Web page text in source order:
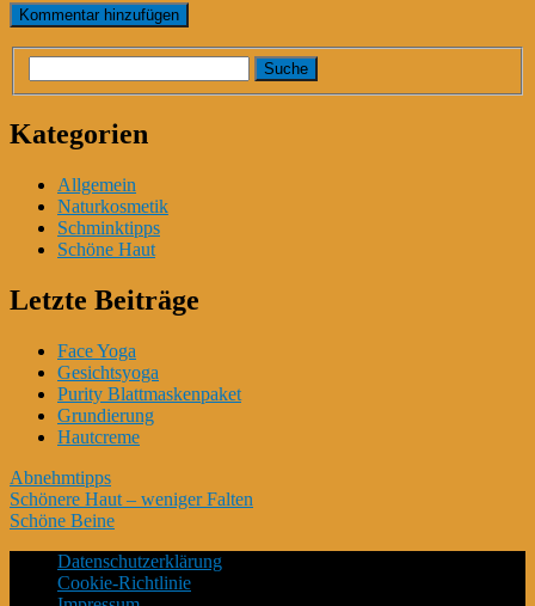
Kategorien
Allgemein
Naturkosmetik
Schminktipps
Schöne Haut
Letzte Beiträge
Face Yoga
Gesichtsyoga
Purity Blattmaskenpaket
Grundierung
Hautcreme
Abnehmtipps
Schönere Haut – weniger Falten
Schöne Beine
Datenschutzerklärung
Cookie-Richtlinie